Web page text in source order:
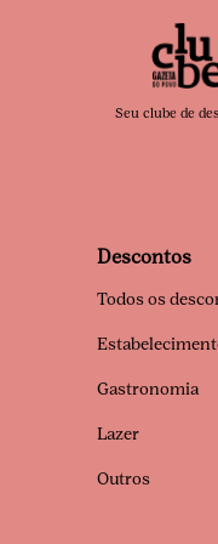
Seu clube de
Descontos
Todos os
Gastronomia
Lazer
Outros